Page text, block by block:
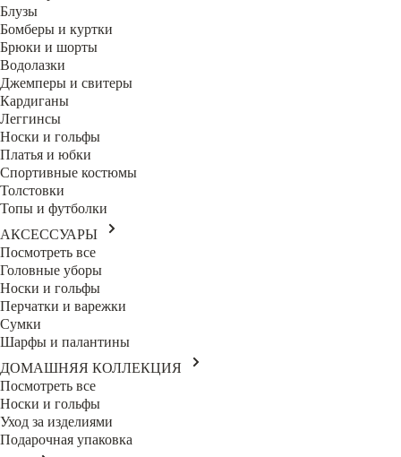
Блузы
Бомберы и куртки
Брюки и шорты
Водолазки
Джемперы и свитеры
Кардиганы
Леггинсы
Носки и гольфы
Платья и юбки
Спортивные костюмы
Толстовки
Топы и футболки
АКСЕССУАРЫ
Посмотреть все
Головные уборы
Носки и гольфы
Перчатки и варежки
Сумки
Шарфы и палантины
ДОМАШНЯЯ КОЛЛЕКЦИЯ
Посмотреть все
Носки и гольфы
Уход за изделиями
Подарочная упаковка